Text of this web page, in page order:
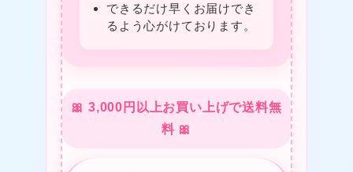
できるだけ早くお届けでき
るよう心がけております。
🎀 3,000円以上お買い上げで送料無
料 🎀
❤
★